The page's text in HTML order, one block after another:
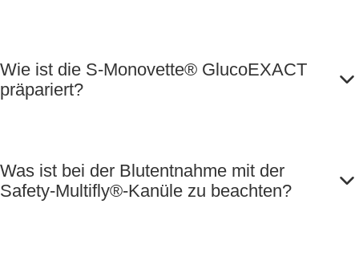
Wie ist die S-Monovette® GlucoEXACT
präpariert?
Was ist bei der Blutentnahme mit der
Safety-Multifly®-Kanüle zu beachten?